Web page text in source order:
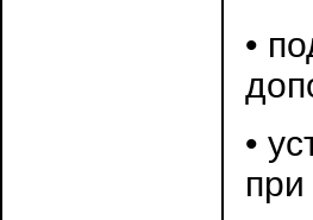
•
•